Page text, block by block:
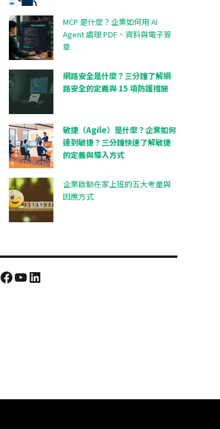
MCP 是什麼？企業如何用 AI
Agent 處理 PDF、資料與電子簽
章
網路安全是什麼？三分鐘了解網
路安全的定義與 15 項防護措施
敏捷（Agile）是什麼？企業如何
達到敏捷？三分鐘快速了解敏捷
的定義與導入方式
企業啟動在家上班的五大考量與
因應方式
Facebook
YouTube
LinkedIn